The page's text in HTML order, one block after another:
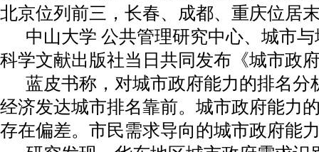
北京位列前三，长春、成都、重庆位居
中山大学 公共管理研究中心、城市与
科学文献出版社当日共同发布《城市政
蓝皮书称，对城市政府能力的排名分
经济发达城市排名靠前。城市政府能力
存在偏差。市民需求导向的城市政府能